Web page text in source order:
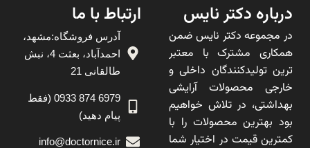
درباره دکتر نایس
در مجموعه دکتر نایس ضمن
همکاری مشترک با معتبر
ترین تولیدکنندگان داخلی و
خارجی محصولات آرایشی
بهداشتی، در تلاش خواهیم
بود بهترین محصولات را با
کمترین قیمت در اختیار شما
ارتباط با ما
آدرس فروشگاه:مشهد،
احمدآباد، بعثت 4، نبش
طالقانی 21
6979 874 0933 (فقط
پیام دهید)
info@doctornice.ir